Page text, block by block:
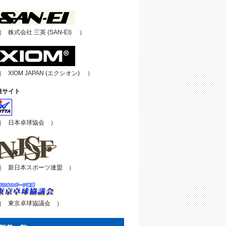
株式会社 三英 (SAN-EI) ）
XIOM JAPAN (エクシオン) ）
サイト
日本卓球協会 ）
新日本スポーツ連盟 ）
東京卓球協議会 ）